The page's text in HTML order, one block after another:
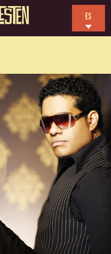
ES
FR